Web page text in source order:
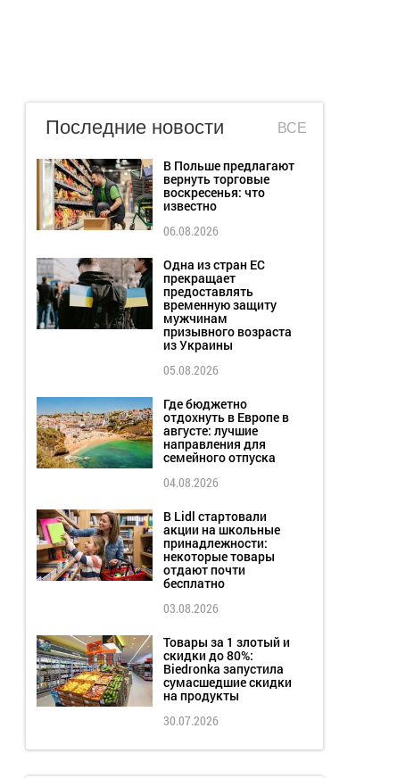
Последние новости ВСЕ
В Польше предлагают
вернуть торговые
воскресенья: что
известно
06.08.2026
Одна из стран ЕС
прекращает
предоставлять
временную защиту
мужчинам
призывного возраста
из Украины
05.08.2026
Где бюджетно
отдохнуть в Европе в
августе: лучшие
направления для
семейного отпуска
04.08.2026
В Lidl стартовали
акции на школьные
принадлежности:
некоторые товары
отдают почти
бесплатно
03.08.2026
Товары за 1 злотый и
скидки до 80%:
Biedronka запустила
сумасшедшие скидки
на продукты
30.07.2026